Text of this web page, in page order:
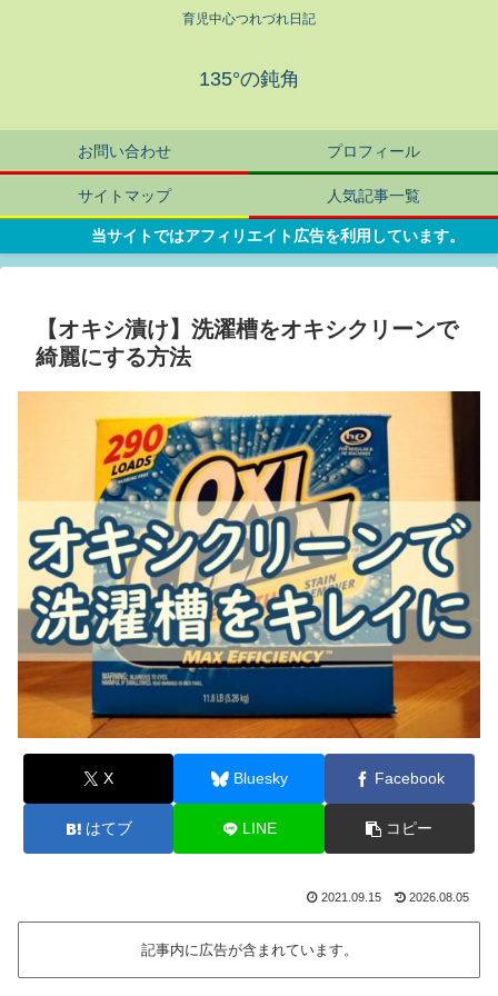
育児中心つれづれ日記
135°の鈍角
お問い合わせ プロフィール
サイトマップ 人気記事一覧
当サイトではアフィリエイト広告を利用しています。
【オキシ漬け】洗濯槽をオキシクリーンで
綺麗にする方法
X Bluesky Facebook
はてブ LINE コピー
2021.09.15 2026.08.05
記事内に広告が含まれています。